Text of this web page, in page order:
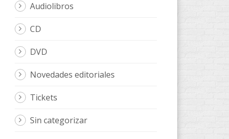
Audiolibros
CD
DVD
Novedades editoriales
Tickets
Sin categorizar